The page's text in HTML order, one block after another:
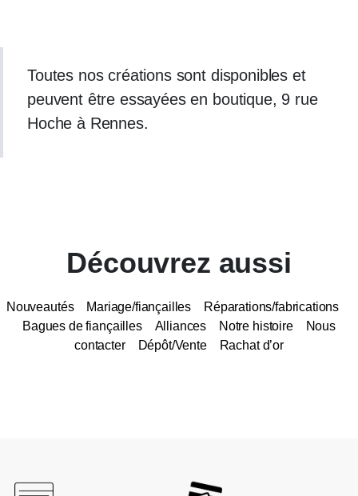
Toutes nos créations sont disponibles et
peuvent être essayées en boutique, 9 rue
Hoche à Rennes.
Découvrez aussi
Nouveautés Mariage/fiançailles
Réparations/fabrications
Bagues de fiançailles
Alliances Notre histoire
Nous
contacter
Dépôt/Vente Rachat d’or